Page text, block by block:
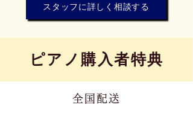
スタッフに詳しく相談する
​ピアノ購入者特典
全国配送